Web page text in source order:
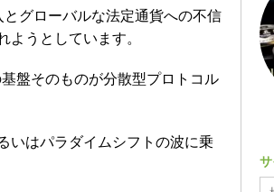
グローバルな法定通貨への不信
うとしています。
盤そのものが分散型プロトコル
いはパラダイムシフトの波に乗